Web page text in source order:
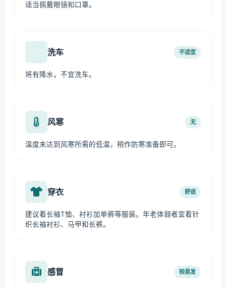
适当佩戴眼镜和口罩。
洗车 不适宜
将有降水，不宜洗车。
风寒 无
温度未达到风寒所需的低温，稍作防寒准备即可。
穿衣 舒适
建议着长袖T恤、衬衫加单裤等服装。年老体弱者宜着针
织长袖衬衫、马甲和长裤。
感冒 较易发